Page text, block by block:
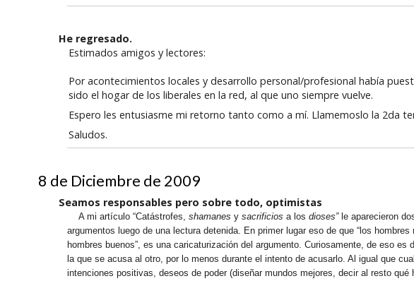
He regresado.
Estimados amigos y lectores:
Por acontecimientos locales y desarrollo personal/profesional había
sido el hogar de los liberales en la red, al que uno siempre vuelve.
Espero les entusiasme mi retorno tanto como a mí. Llamemoslo la 2da
Saludos.
8 de Diciembre de 2009
Seamos responsables pero sobre todo, optimistas
A mi artículo “Catástrofes, shamanes y sacrificios a los dioses” le aparecieron
argumentos luego de una lectura detenida. En primer lugar eso de que “los
hombres buenos”, es una caricaturización del argumento. Curiosamente, de eso
la que se acusa al otro, por lo menos durante el intento de acusarlo. Al igual que
intenciones positivas, deseos de poder (diseñar mundos mejores, decir al resto